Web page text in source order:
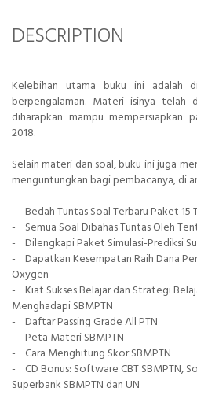
DESCRIPTION
Kelebihan utama buku ini
berpengalaman. Materi isinya telah
diharapkan mampu mempersiapkan
2018.
Selain materi dan soal, buku ini juga
menguntungkan bagi pembacanya, di
- Bedah Tuntas Soal Terbaru Paket 15
- Semua Soal Dibahas Tuntas Oleh
- Dilengkapi Paket Simulasi-Prediksi
- Dapatkan Kesempatan Raih Dana
Oxygen
- Kiat Sukses Belajar dan Strategi
Menghadapi SBMPTN
- Daftar Passing Grade All PTN
- Peta Materi SBMPTN
- Cara Menghitung Skor SBMPTN
- CD Bonus: Software CBT SBMPTN,
Superbank SBMPTN dan UN